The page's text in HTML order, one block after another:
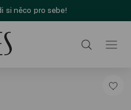
si něco pro sebe!